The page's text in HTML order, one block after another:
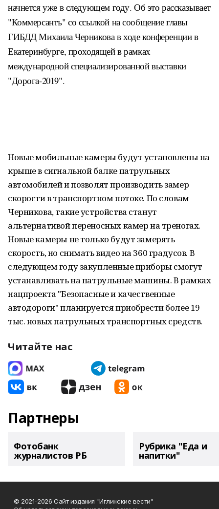
начнется уже в следующем году. Об это рассказывает
"Коммерсантъ" со ссылкой на сообщение главы
ГИБДД Михаила Черникова в ходе конференции в
Екатеринбурге, проходящей в рамках
международной специализированной выставки
"Дорога-2019".
Новые мобильные камеры будут установлены на
крыше в сигнальной балке патрульных
автомобилей и позволят производить замер
скорости в транспортном потоке. По словам
Черникова, такие устройства станут
альтернативой переносных камер на треногах.
Новые камеры не только будут замерять
скорость, но снимать видео на 360 градусов. В
следующем году закупленные приборы смогут
устанавливать на патрульные машины. В рамках
нацпроекта "Безопасные и качественные
автодороги" планируется приобрести более 19
тыс. новых патрульных транспортных средств.
Читайте нас
Партнеры
Фотобанк
журналистов РБ
Рубрика "Еда и
напитки"
© 2021-2026 Сайт издания "Иглинские вести"